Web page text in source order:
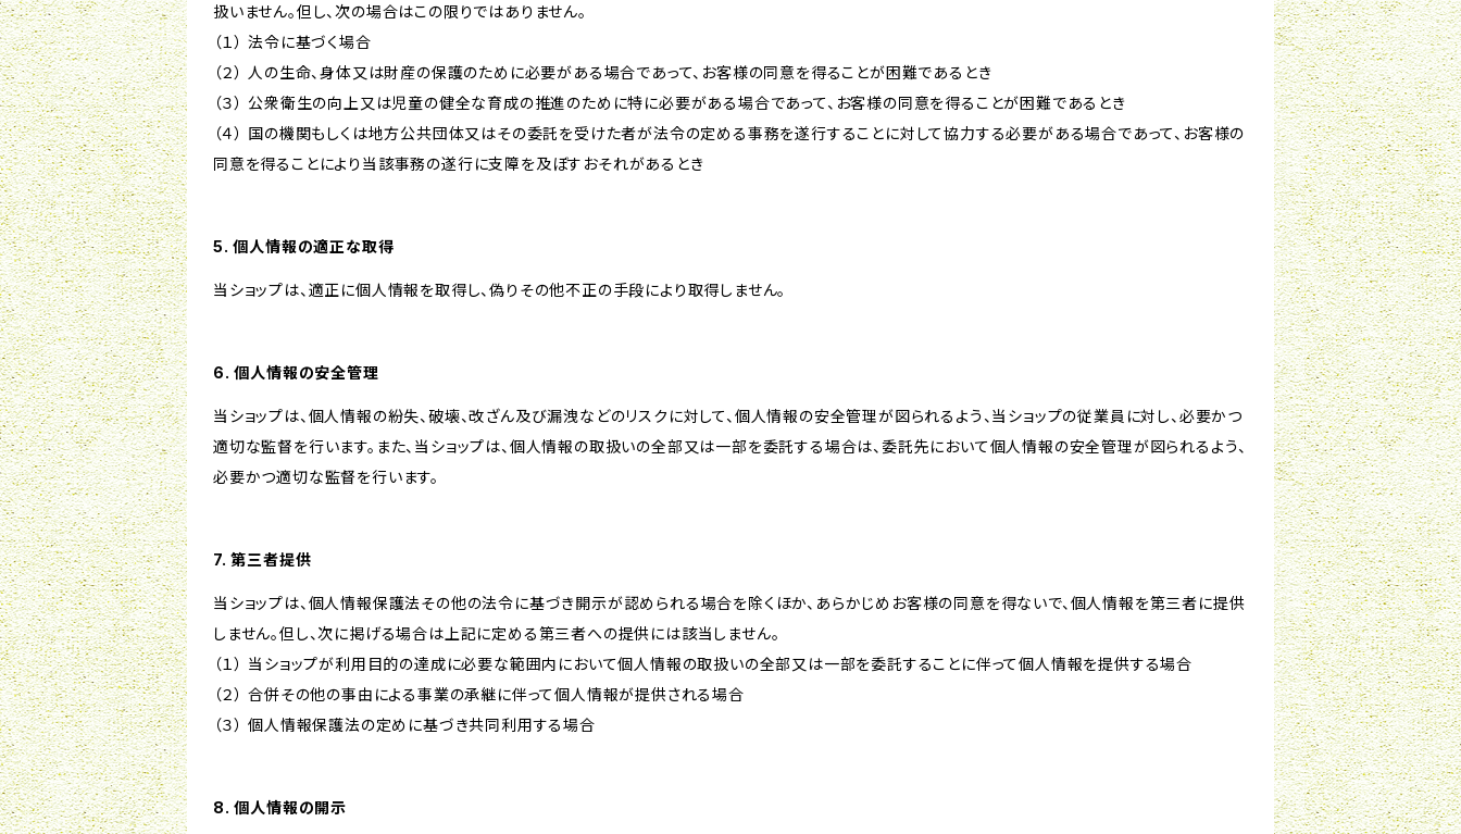
扱いません。但し、次の場合はこの限りではありません。
（１） 法令に基づく場合
（２） 人の生命、身体又は財産の保護のために必要がある場合であって、お客様の同意を得ることが困難であるとき
（３） 公衆衛生の向上又は児童の健全な育成の推進のために特に必要がある場合であって、お客様の同意を得ることが困難であるとき
（４） 国の機関もしくは地方公共団体又はその委託を受けた者が法令の定める事務を遂行することに対して協力する必要がある場合であって、お客様の
同意を得ることにより当該事務の遂行に支障を及ぼすおそれがあるとき
5. 個人情報の適正な取得
当ショップは、適正に個人情報を取得し、偽りその他不正の手段により取得しません。
6. 個人情報の安全管理
当ショップは、個人情報の紛失、破壊、改ざん及び漏洩などのリスクに対して、個人情報の安全管理が図られるよう、当ショップの従業員に対し、必要かつ
適切な監督を行います。また、当ショップは、個人情報の取扱いの全部又は一部を委託する場合は、委託先において個人情報の安全管理が図られるよう、
必要かつ適切な監督を行います。
7. 第三者提供
当ショップは、個人情報保護法その他の法令に基づき開示が認められる場合を除くほか、あらかじめお客様の同意を得ないで、個人情報を第三者に提供
しません。但し、次に掲げる場合は上記に定める第三者への提供には該当しません。
（１） 当ショップが利用目的の達成に必要な範囲内において個人情報の取扱いの全部又は一部を委託することに伴って個人情報を提供する場合
（２） 合併その他の事由による事業の承継に伴って個人情報が提供される場合
（３） 個人情報保護法の定めに基づき共同利用する場合
8. 個人情報の開示